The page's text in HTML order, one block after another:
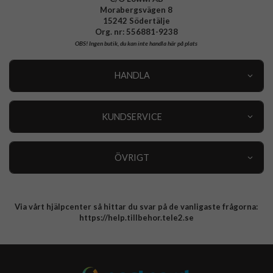
Morabergsvägen 8
15242 Södertälje
Org. nr: 556881-9238
OBS!Ingen butik, du kan inte handla här på plats
HANDLA
KUNDSERVICE
ÖVRIGT
Integritetspolicy
Via vårt hjälpcenter så hittar du svar på de vanligaste frågorna:
https://help.tillbehor.tele2.se